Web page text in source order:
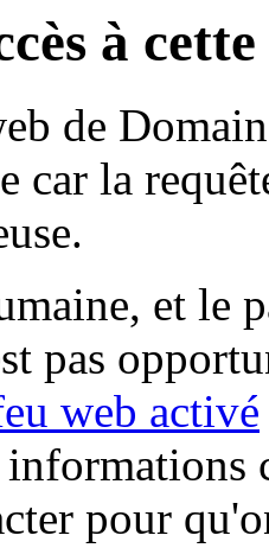
à
de
car la
et le
pas
web activé
pour